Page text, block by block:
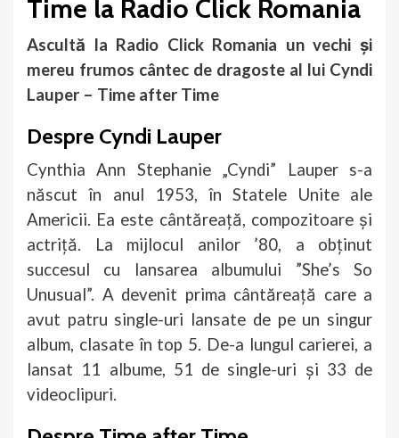
Time la Radio Click Romania
Ascultă la Radio Click Romania un vechi și
mereu frumos cântec de dragoste al lui Cyndi
Lauper – Time after Time
Despre Cyndi Lauper
Cynthia Ann Stephanie „Cyndi” Lauper s-a
născut în anul 1953, în Statele Unite ale
Americii. Ea este cântăreață, compozitoare și
actriță. La mijlocul anilor ’80, a obținut
succesul cu lansarea albumului ”She’s So
Unusual”. A devenit prima cântăreață care a
avut patru single-uri lansate de pe un singur
album, clasate în top 5. De-a lungul carierei, a
lansat 11 albume, 51 de single-uri și 33 de
videoclipuri.